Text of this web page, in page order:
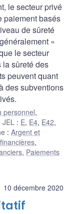
le secteur privé
paiement basés
de sûreté
«
le secteur
la sûreté des
peuvent quant
des subventions
personnel,
: E, E4, E42,
:Argent et
,
, Paiements
10 décembre 2020